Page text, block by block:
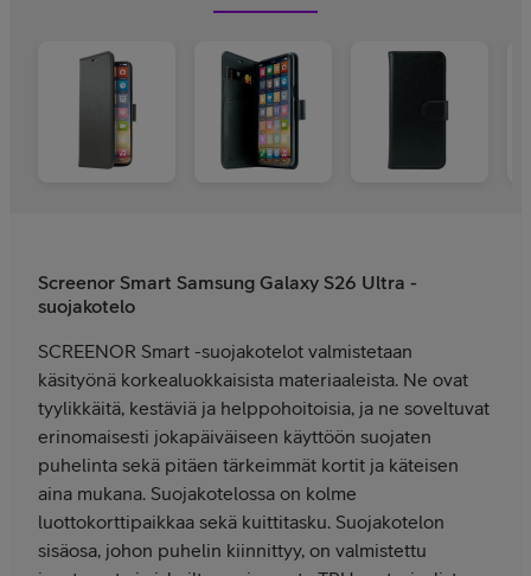
Screenor Smart Samsung Galaxy S26 Ultra -
suojakotelo
SCREENOR Smart -suojakotelot valmistetaan
käsityönä korkealuokkaisista materiaaleista. Ne ovat
tyylikkäitä, kestäviä ja helppohoitoisia, ja ne soveltuvat
erinomaisesti jokapäiväiseen käyttöön suojaten
puhelinta sekä pitäen tärkeimmät kortit ja käteisen
aina mukana. Suojakotelossa on kolme
luottokorttipaikkaa sekä kuittitasku. Suojakotelon
sisäosa, johon puhelin kiinnittyy, on valmistettu